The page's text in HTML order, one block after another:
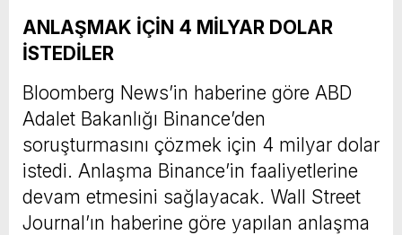
ANLAŞMAK İÇİN 4 MİLYAR DOLAR
İSTEDİLER
Bloomberg News’in haberine göre ABD
Adalet Bakanlığı Binance’den
soruşturmasını çözmek için 4 milyar dolar
istedi. Anlaşma Binance’in faaliyetlerine
devam etmesini sağlayacak. Wall Street
Journal’ın haberine göre yapılan anlaşma